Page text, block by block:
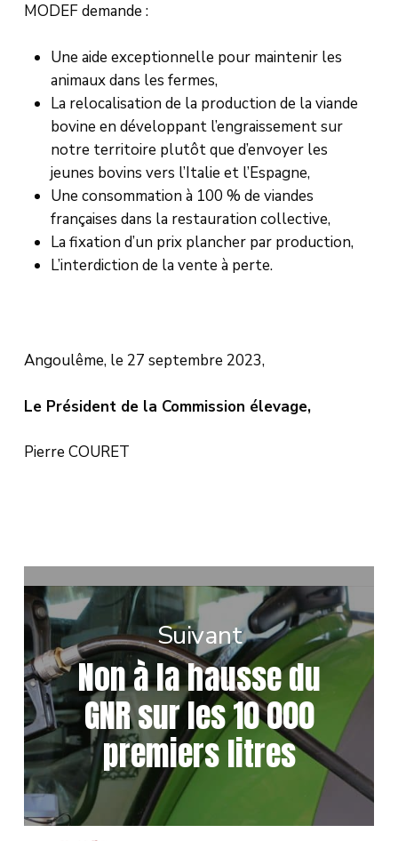
MODEF demande :
Une aide exceptionnelle pour maintenir les
animaux dans les fermes,
La relocalisation de la production de la viande
bovine en développant l’engraissement sur
notre territoire plutôt que d’envoyer les
jeunes bovins vers l’Italie et l’Espagne,
Une consommation à 100 % de viandes
françaises dans la restauration collective,
La fixation d’un prix plancher par production,
L’interdiction de la vente à perte.
Angoulême, le 27 septembre 2023,
Le Président de la Commission élevage,
Pierre COURET
Suivant
Non à la hausse du
GNR sur les 10 000
premiers litres